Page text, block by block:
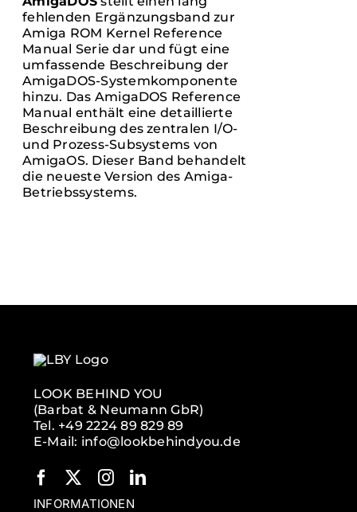
fehlenden Ergänzungsband zur
Amiga ROM Kernel Reference
Manual Serie dar und fügt eine
umfassende Beschreibung der
AmigaDOS-Systemkomponente
hinzu. Das AmigaDOS Reference
Manual enthält eine detaillierte
Beschreibung des zentralen I/O-
und Prozess-Subsystems von
AmigaOS. Dieser Band behandelt
die neueste Version des Amiga-
Betriebssystems.
LOOK BEHIND YOU
(Barbat & Neumann GbR)
Tel. +49 2224 89 829 89
E-Mail: info@lookbehindyou.de
INFORMATIONEN